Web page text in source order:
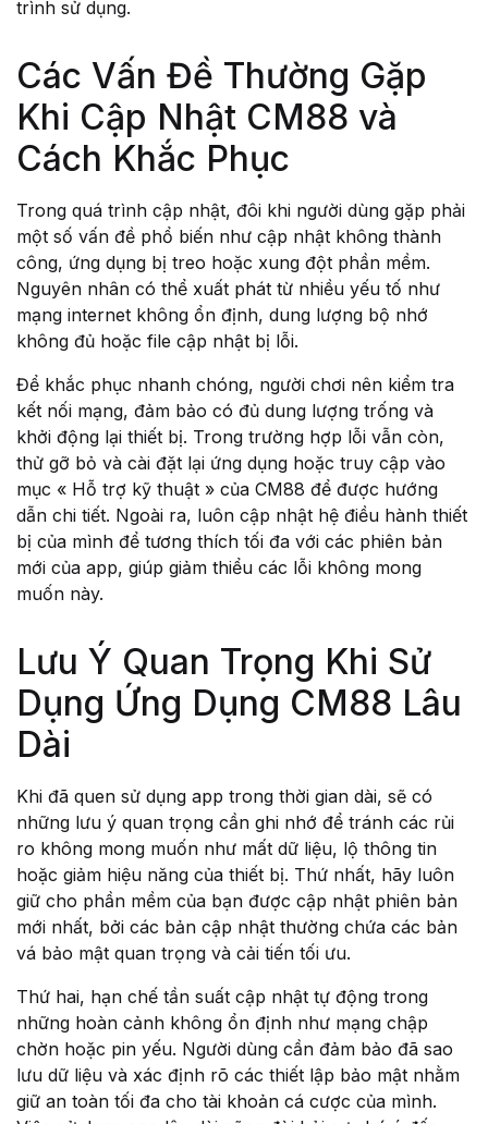
trình sử dụng.
Các Vấn Đề Thường Gặp
Khi Cập Nhật CM88 và
Cách Khắc Phục
Trong quá trình cập nhật, đôi khi người dùng gặp phải
một số vấn đề phổ biến như cập nhật không thành
công, ứng dụng bị treo hoặc xung đột phần mềm.
Nguyên nhân có thể xuất phát từ nhiều yếu tố như
mạng internet không ổn định, dung lượng bộ nhớ
không đủ hoặc file cập nhật bị lỗi.
Để khắc phục nhanh chóng, người chơi nên kiểm tra
kết nối mạng, đảm bảo có đủ dung lượng trống và
khởi động lại thiết bị. Trong trường hợp lỗi vẫn còn,
thử gỡ bỏ và cài đặt lại ứng dụng hoặc truy cập vào
mục « Hỗ trợ kỹ thuật » của CM88 để được hướng
dẫn chi tiết. Ngoài ra, luôn cập nhật hệ điều hành thiết
bị của mình để tương thích tối đa với các phiên bản
mới của app, giúp giảm thiểu các lỗi không mong
muốn này.
Lưu Ý Quan Trọng Khi Sử
Dụng Ứng Dụng CM88 Lâu
Dài
Khi đã quen sử dụng app trong thời gian dài, sẽ có
những lưu ý quan trọng cần ghi nhớ để tránh các rủi
ro không mong muốn như mất dữ liệu, lộ thông tin
hoặc giảm hiệu năng của thiết bị. Thứ nhất, hãy luôn
giữ cho phần mềm của bạn được cập nhật phiên bản
mới nhất, bởi các bản cập nhật thường chứa các bản
vá bảo mật quan trọng và cải tiến tối ưu.
Thứ hai, hạn chế tần suất cập nhật tự động trong
những hoàn cảnh không ổn định như mạng chập
chờn hoặc pin yếu. Người dùng cần đảm bảo đã sao
lưu dữ liệu và xác định rõ các thiết lập bảo mật nhằm
giữ an toàn tối đa cho tài khoản cá cược của mình.